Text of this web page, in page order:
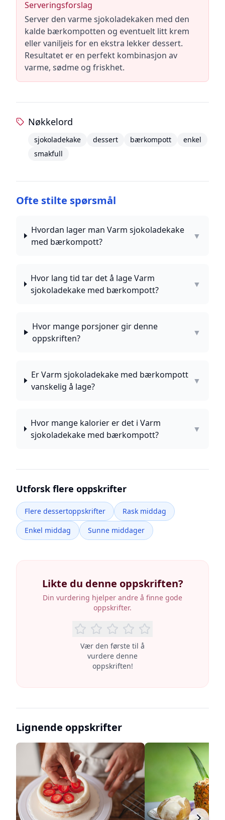
Serveringsforslag
Server den varme sjokoladekaken med den
kalde bærkompotten og eventuelt litt krem
eller vaniljeis for en ekstra lekker dessert.
Resultatet er en perfekt kombinasjon av
varme, sødme og friskhet.
Nøkkelord
sjokoladekake dessert bærkompott
enkel
smakfull
Ofte stilte spørsmål
Hvordan lager man Varm sjokoladekake
med bærkompott?
▼
Hvor lang tid tar det å lage Varm
sjokoladekake med bærkompott?
▼
Hvor mange porsjoner gir denne
oppskriften?
▼
Er Varm sjokoladekake med bærkompott
vanskelig å lage?
▼
Hvor mange kalorier er det i Varm
sjokoladekake med bærkompott?
▼
Utforsk flere oppskrifter
Flere dessertoppskrifter
Rask middag
Enkel middag
Sunne middager
Likte du denne oppskriften?
Din vurdering hjelper andre å finne gode
oppskrifter.
Vær den første til å
vurdere denne
oppskriften!
Lignende oppskrifter